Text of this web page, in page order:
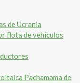
de Ucrania
flota de vehículos
Pachamama de